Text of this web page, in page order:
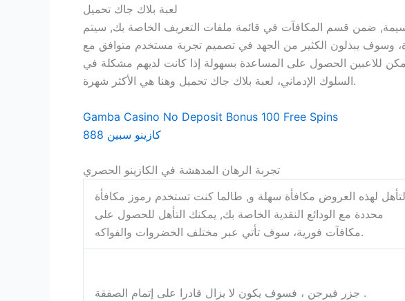
لعبة بلاك جاك تحميل
ضمن قسم المكافآت في قائمة ملفات التعريف الخاصة بك, سيتم
وسوف يبذلون الكثير من الجهد في تصميم تجربة مستخدم متوافق مع
للاعبين الحصول على المساعدة بسهولة إذا كانت لديهم مشكلة في
السلوك الإدماني، لعبة بلاك جاك تحميل وهنا هي الأكثر شهرة.
Gamba Casino No Deposit Bonus 100 Free Spins
كازينو سبين 888
تجربة الرهان المدهشة في الكازينو الحصري
لهذه العروض مكافأة سهلة و, طالما كنت تستخدم رموز مكافأة
محددة مع الودائع النقدية الخاصة بك, يمكنك التأهل للحصول على
مكافآت فورية، سوف تأتي عبر مختلف الخضروات والفواكه.
جزر فيرجن ، فسوف يكون لا يزال قادرا على إتمام الصفقة .